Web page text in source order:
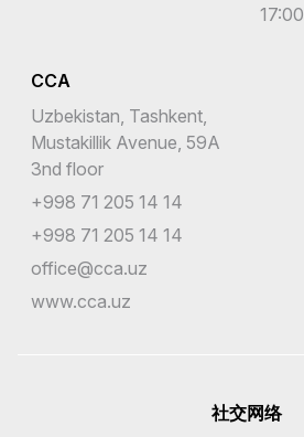
17:00
CCA
Uzbekistan, Tashkent,
Mustakillik Avenue, 59A
3nd floor
+998 71 205 14 14
+998 71 205 14 14
office@cca.uz
www.cca.uz
社交网络